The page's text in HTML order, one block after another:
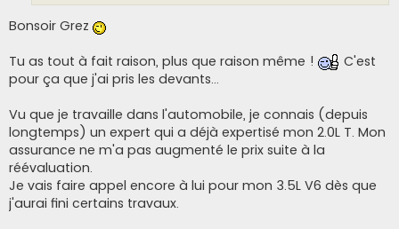
Bonsoir Grez
Tu as tout à fait raison, plus que raison même !
C'est
pour ça que j'ai pris les devants...
Vu que je travaille dans l'automobile, je connais (depuis
longtemps) un expert qui a déjà expertisé mon 2.0L T. Mon
assurance ne m'a pas augmenté le prix suite à la
réévaluation.
Je vais faire appel encore à lui pour mon 3.5L V6 dès que
j'aurai fini certains travaux.